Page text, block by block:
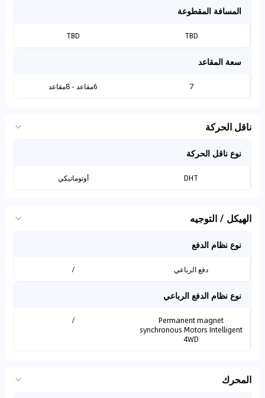
المسافة المقطوعة
TBD
TBD
سعة المقاعد
7 6مقاعد - 8مقاعد
ناقل الحركة
نوع ناقل الحركة
DHT أوتوماتيكي
الهيكل / التوجيه
نوع نظام الدفع
دفع الرباعي /
نوع نظام الدفع الرباعي
Permanent magnet
synchronous Motors Intelligent
4WD
/
المحرك